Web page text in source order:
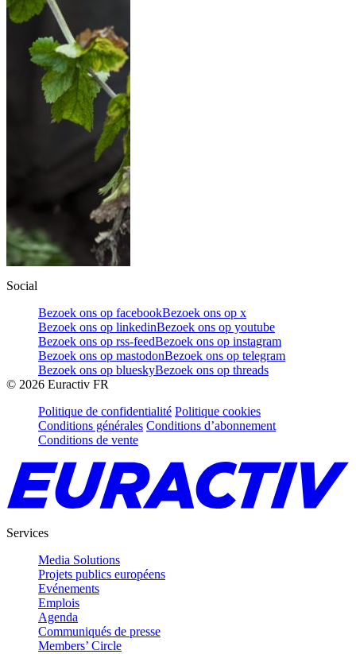
Social
Bezoek ons op facebookBezoek ons op x
Bezoek ons op linkedinBezoek ons op youtube
Bezoek ons op rss-feedBezoek ons op instagram
Bezoek ons op mastodonBezoek ons op telegram
Bezoek ons op blueskyBezoek ons op threads
© 2026 Euractiv FR
Politique de confidentialité Politique cookies
Conditions générales Conditions d’abonnement
Conditions de vente
Services
Media Solutions
Projets publics européens
Evénements
Emplois
Agenda
Communiqués de presse
Members’ Circle